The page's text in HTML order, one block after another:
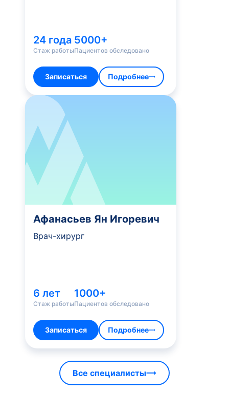
24 года
Стаж работы
5000+
Пациентов обследовано
Записаться Подробнее
Афанасьев Ян Игоревич
Врач-хирург
6 лет
Стаж работы
1000+
Пациентов обследовано
Записаться Подробнее
Все специалисты